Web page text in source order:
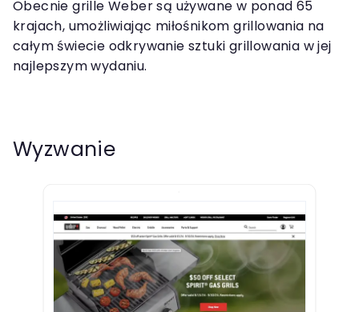
Obecnie grille Weber są używane w ponad 65
krajach, umożliwiając miłośnikom grillowania na
całym świecie odkrywanie sztuki grillowania w jej
najlepszym wydaniu.
Wyzwanie